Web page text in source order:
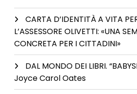
CARTA D’IDENTITÀ A VITA
L’ASSESSORE OLIVETTI: «UNA
CONCRETA PER I CITTADINI»
DAL MONDO DEI LIBRI.
Joyce Carol Oates